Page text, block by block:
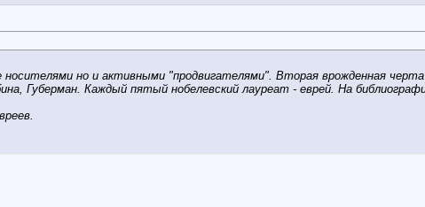
но и активными "продвигателями". Вторая врожденная
Губерман. Каждый пятый нобелевский лауреат - еврей. На